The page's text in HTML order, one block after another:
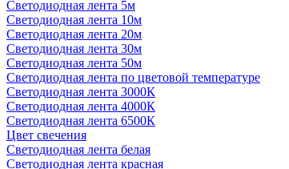
Светодиодная лента 5м
Светодиодная лента 10м
Светодиодная лента 20м
Светодиодная лента 30м
Светодиодная лента 50м
Светодиодная лента по цветовой температуре
Светодиодная лента 3000К
Светодиодная лента 4000К
Светодиодная лента 6500К
Цвет свечения
Светодиодная лента белая
Светодиодная лента красная